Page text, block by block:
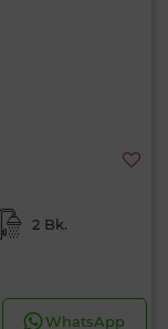
2 Bk.
WhatsApp